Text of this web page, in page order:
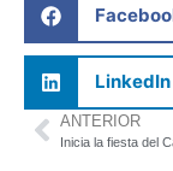
LinkedIn
ANTERIOR